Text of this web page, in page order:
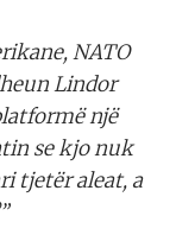
NATO
Lindor
një
se kjo nuk
tjetër aleat, a